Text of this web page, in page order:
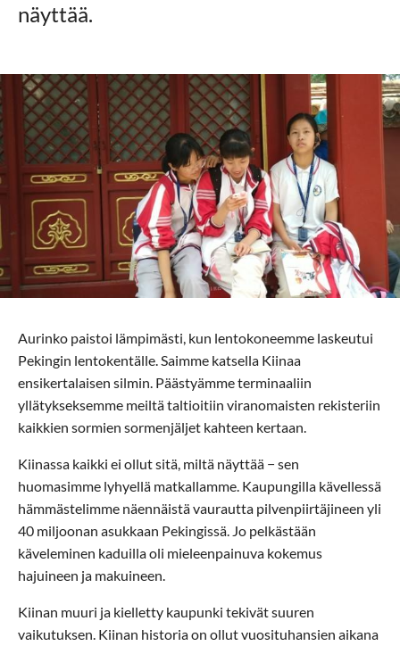
näyttää.
Aurinko paistoi lämpimästi, kun lentokoneemme laskeutui
Pekingin lentokentälle. Saimme katsella Kiinaa
ensikertalaisen silmin. Päästyämme terminaaliin
yllätykseksemme meiltä taltioitiin viranomaisten rekisteriin
kaikkien sormien sormenjäljet kahteen kertaan.
Kiinassa kaikki ei ollut sitä, miltä näyttää − sen
huomasimme lyhyellä matkallamme. Kaupungilla kävellessä
hämmästelimme näennäistä vaurautta pilvenpiirtäjineen yli
40 miljoonan asukkaan Pekingissä. Jo pelkästään
käveleminen kaduilla oli mieleenpainuva kokemus
hajuineen ja makuineen.
Kiinan muuri ja kielletty kaupunki tekivät suuren
vaikutuksen. Kiinan historia on ollut vuosituhansien aikana